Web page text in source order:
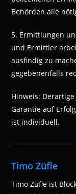
Behörden alle
5. Ermittlungen
und Ermittler
ausfindig zu
gegebenenfalls
Hinweis:
Garantie auf
ist individuell.
Timo Züfle
Timo Züfle ist